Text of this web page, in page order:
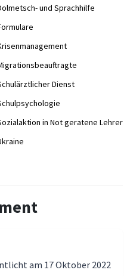
und Sprachhilfe
an SchulenDienst
in Not geratene Lehrer/
am 17 Oktober 2022